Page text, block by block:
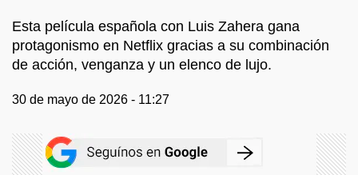
Esta película española con Luis Zahera gana
protagonismo en Netflix gracias a su combinación
de acción, venganza y un elenco de lujo.
30 de mayo de 2026 - 11:27